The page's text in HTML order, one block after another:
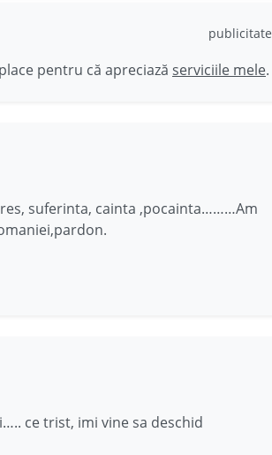
publicitate
pentru că apreciază serviciile mele.
suferinta, cainta ,pocainta………Am
ce trist, imi vine sa deschid